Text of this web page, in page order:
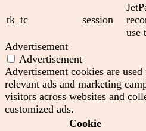
tk_tc session
use
Advertisement
Advertisement
Advertisement cookies are
relevant ads and marketing
visitors across websites and
customized ads.
Cookie